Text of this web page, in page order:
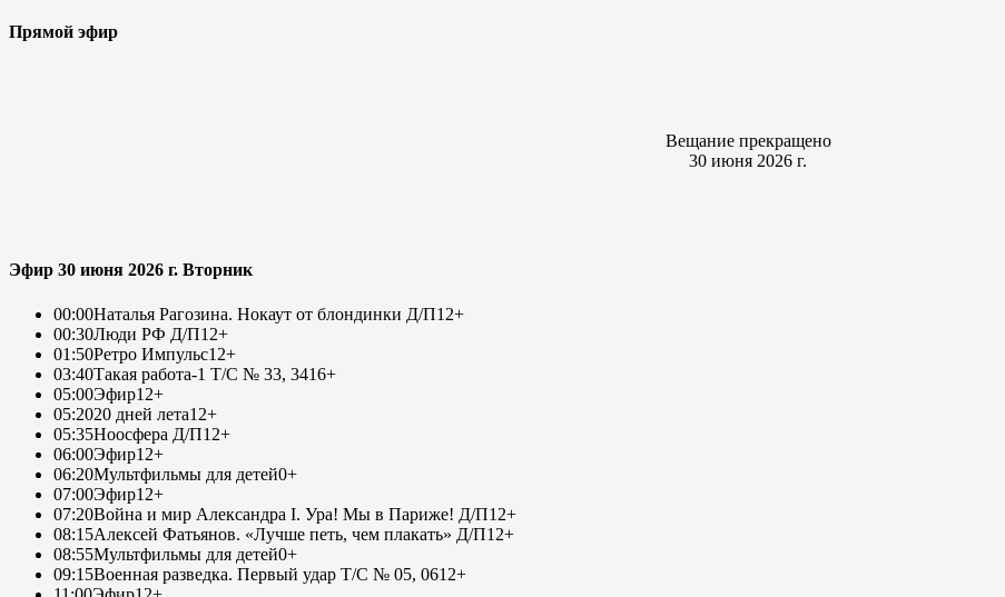
Прямой эфир
Вещание прекращено
30 июня 2026 г.
Эфир 30 июня 2026 г. Вторник
00:00Наталья Рагозина. Нокаут от блондинки Д/П12+
00:30Люди РФ Д/П12+
01:50Ретро Импульс12+
03:40Такая работа-1 Т/С № 33, 3416+
05:00Эфир12+
05:2020 дней лета12+
05:35Ноосфера Д/П12+
06:00Эфир12+
06:20Мультфильмы для детей0+
07:00Эфир12+
07:20Война и мир Александра I. Ура! Мы в Париже! Д/П12+
08:15Алексей Фатьянов. «Лучше петь, чем плакать» Д/П12+
08:55Мультфильмы для детей0+
09:15Военная разведка. Первый удар Т/С № 05, 0612+